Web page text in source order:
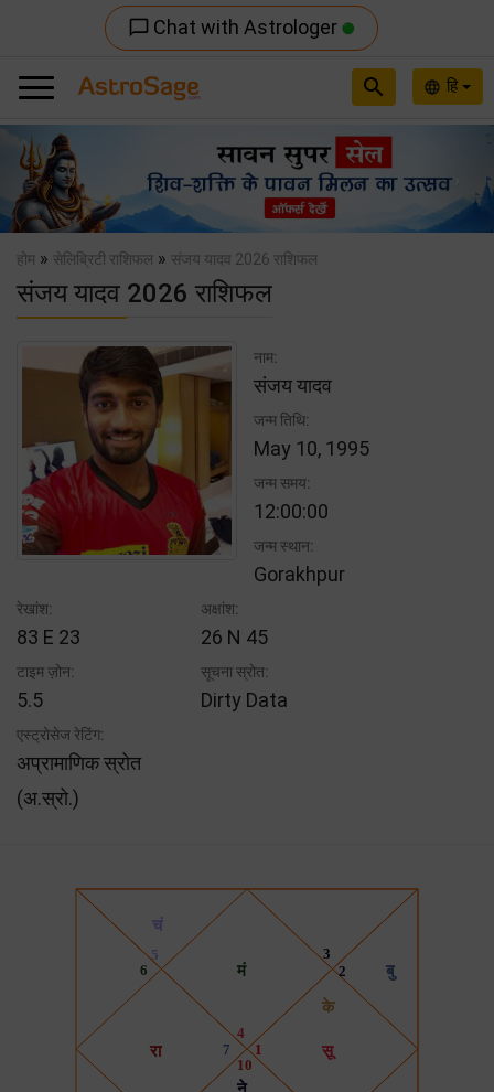
chat_bubble_outline Chat with Astrologer
language हि
search
Previous
होम » सेलिब्रिटी राशिफल » संजय यादव 2026 राशिफल
संजय यादव 2026 राशिफल
नाम:
संजय यादव
जन्म तिथि:
May 10, 1995
जन्म समय:
12:00:00
जन्म स्थान:
Gorakhpur
रेखांश:
83 E 23
अक्षांश:
26 N 45
टाइम ज़ोन:
5.5
सूचना स्रोत:
Dirty Data
एस्ट्रोसेज रेटिंग:
अप्रामाणिक स्रोत
(अ.स्रो.)